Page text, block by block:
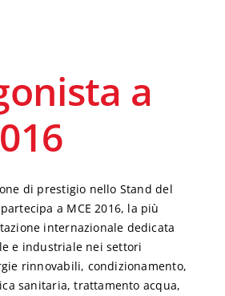
a
di prestigio nello Stand del
a MCE 2016, la più
internazionale dedicata
e industriale nei settori
rinnovabili, condizionamento,
sanitaria, trattamento acqua,